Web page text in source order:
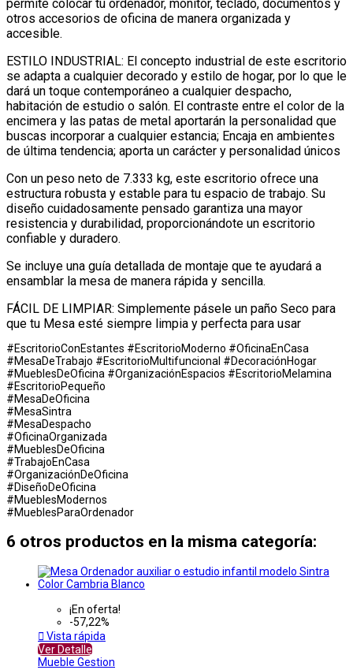
permite colocar tu ordenador, monitor, teclado, documentos y
otros accesorios de oficina de manera organizada y
accesible.
ESTILO INDUSTRIAL: El concepto industrial de este escritorio
se adapta a cualquier decorado y estilo de hogar, por lo que le
dará un toque contemporáneo a cualquier despacho,
habitación de estudio o salón. El contraste entre el color de la
encimera y las patas de metal aportarán la personalidad que
buscas incorporar a cualquier estancia; Encaja en ambientes
de última tendencia; aporta un carácter y personalidad únicos
Con un peso neto de 7.333 kg, este escritorio ofrece una
estructura robusta y estable para tu espacio de trabajo. Su
diseño cuidadosamente pensado garantiza una mayor
resistencia y durabilidad, proporcionándote un escritorio
confiable y duradero.
Se incluye una guía detallada de montaje que te ayudará a
ensamblar la mesa de manera rápida y sencilla.
FÁCIL DE LIMPIAR: Simplemente pásele un paño Seco para
que tu Mesa esté siempre limpia y perfecta para usar
#EscritorioConEstantes #EscritorioModerno #OficinaEnCasa
#MesaDeTrabajo #EscritorioMultifuncional #DecoraciónHogar
#MueblesDeOficina #OrganizaciónEspacios #EscritorioMelamina
#EscritorioPequeño
#MesaDeOficina
#MesaSintra
#MesaDespacho
#OficinaOrganizada
#MueblesDeOficina
#TrabajoEnCasa
#OrganizaciónDeOficina
#DiseñoDeOficina
#MueblesModernos
#MueblesParaOrdenador
6 otros productos en la misma categoría:
¡En oferta!
-57,22%
 Vista rápida
Ver Detalle
Mueble Gestion